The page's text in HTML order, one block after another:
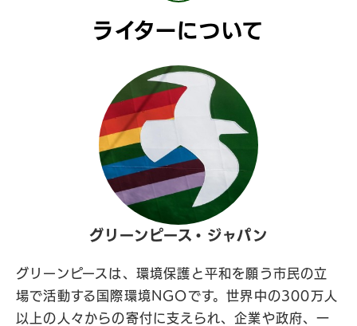
ライターについて
グリーンピース・ジャパン
グリーンピースは、環境保護と平和を願う市民の立
場で活動する国際環境NGOです。世界中の300万人
以上の人々からの寄付に支えられ、企業や政府、一